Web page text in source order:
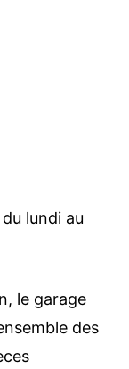
lundi au
le garage
des